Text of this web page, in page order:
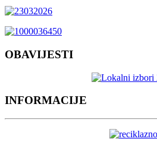
OBAVIJESTI
INFORMACIJE